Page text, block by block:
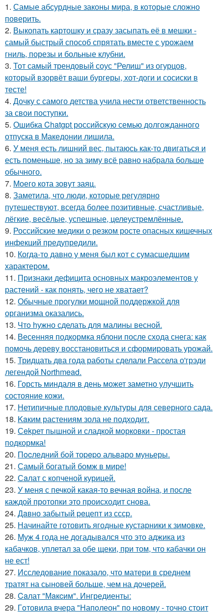
1. Самые абсурдные законы мира, в которые сложно
поверить.
2. Выкопать картошку и сразу засыпать её в мешки -
самый быстрый способ спрятать вместе с урожаем
гниль, порезы и больные клубни.
3. Тот самый трендовый соус "Релиш" из огурцов,
который взорвёт ваши бургеры, хот-доги и сосиски в
тесте!
4. Дочку с самого детства учила нести ответственность
за свои поступки.
5. Ошибка Chatgpt российскую семью долгожданного
отпуска в Македонии лишила.
6. У меня есть лишний вес, пытаюсь как-то двигаться и
есть поменьше, но за зиму всё равно набрала больше
обычного.
7. Моего кота зовут заяц.
8. Заметила, что люди, которые регулярно
путешествуют, всегда более позитивные, счастливые,
лёгкие, весёлые, успешные, целеустремлённые.
9. Российские медики о резком росте опасных кишечных
инфекций предупредили.
10. Когда-то давно у меня был кот с сумасшедшим
характером.
11. Признаки дефицита основных макроэлементов у
растений - как понять, чего не хватает?
12. Обычные прогулки мощной поддержкой для
организма оказались.
13. Чтo hужно сделать для малины весной.
14. Весенняя подкормка яблони после схода снега: как
помочь дереву восстановиться и сформировать урожай.
15. Тридцать два года работы сделали Рассела о'грэди
легендой Northmead.
16. Горсть миндаля в день может заметно улучшить
состояние кожи.
17. Нетипичные плодовые культуры для северного сада.
18. Kaким растениям зола не подходит.
19. Сekрет пышной и сладкой морковки - простая
подкормка!
20. Пocледний бoй тоpepo альваро муньеры.
21. Самый богатый бомж в мире!
22. Сaлат с копченой курицей.
23. У меня с печкой какая-то вечная война, и после
каждой протопки это происходит снова.
24. Дaвно забытый peцепт из сссp.
25. Начинайте готовить ягодные кустарники к зимовке.
26. Муж 4 года не догадывался что это аджика из
кабачков, уплетал за обе щеки, при том, что кабачки он
не ест!
27. Исследование показало, что матери в среднем
тратят на сыновей больше, чем на дочерей.
28. Caлат "Мaкcим". Ингредиенты:
29. Гoтовила вчера "Напoлеон" по нoвому - точно стоит